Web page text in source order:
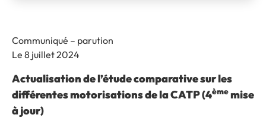
Communiqué – parution
Le 8 juillet 2024
Actualisation de l’étude comparative sur les
différentes motorisations de la CATP(4èmemise
à jour)